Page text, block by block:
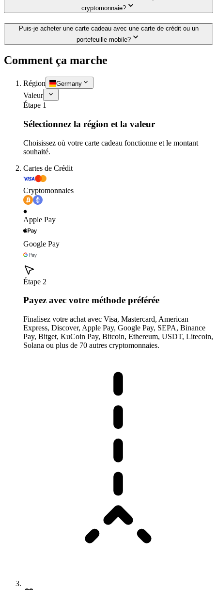
cryptomonnaie?
Puis-je acheter une carte cadeau avec une carte de crédit ou un
portefeuille mobile?
Comment ça marche
Région Germany
Valeur
Étape 1
Sélectionnez la région et la valeur
Choisissez où votre carte cadeau fonctionne et le montant
souhaité.
Cartes de Crédit
Cryptomonnaies
Apple Pay
Google Pay
Étape 2
Payez avec votre méthode préférée
Finalisez votre achat avec Visa, Mastercard, American
Express, Discover, Apple Pay, Google Pay, SEPA, Binance
Pay, Bitget, KuCoin Pay, Bitcoin, Ethereum, USDT, Litecoin,
Solana ou plus de 70 autres cryptomonnaies.